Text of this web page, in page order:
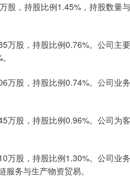
股，持股比例1.45%，持股数量
万股，持股比例0.76%。公司主
万股，持股比例0.74%。公司业
万股，持股比例0.96%。公司为
万股，持股比例1.30%。公司业
务与生产物资贸易。